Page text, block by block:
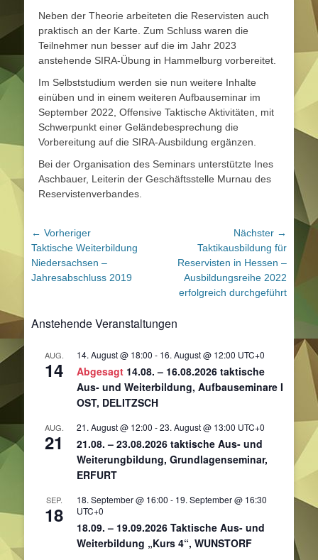
Neben der Theorie arbeiteten die Reservisten auch
praktisch an der Karte. Zum Schluss waren die
Teilnehmer nun besser auf die im Jahr 2023
anstehende SIRA-Übung in Hammelburg vorbereitet.
Im Selbststudium werden sie nun weitere Inhalte
einüben und in einem weiteren Aufbauseminar im
September 2022, Offensive Taktische Aktivitäten, mit
Schwerpunkt einer Geländebesprechung die
Vorbereitung auf die SIRA-Ausbildung ergänzen.
Bei der Organisation des Seminars unterstützte Ines
Aschbauer, Leiterin der Geschäftsstelle Murnau des
Reservistenverbandes.
Beitragsnavigation
← Vorheriger
Vorheriger
Beitrag:
Taktische Weiterbildung
Niedersachsen –
Jahresabschluss 2019
Nächster →
Nächster
Beitrag:
Taktikausbildung für
Reservisten in Hessen –
Ausbildungsreihe 2022
erfolgreich durchgeführt
Anstehende Veranstaltungen
AUG.
14
14. August @ 18:00 - 16. August @ 12:00 UTC+0
Abgesagt 14.08. – 16.08.2026 taktische
Aus- und Weiterbildung, Aufbauseminare I
OST, DELITZSCH
AUG.
21
21. August @ 12:00 -23. August @ 13:00 UTC+0
21.08. – 23.08.2026 taktische Aus- und
Weiterungbildung, Grundlagenseminar,
ERFURT
SEP.
18
18. September @ 16:00 - 19. September @ 16:30
UTC+0
18.09. – 19.09.2026 Taktische Aus- und
Weiterbildung „Kurs 4“, WUNSTORF